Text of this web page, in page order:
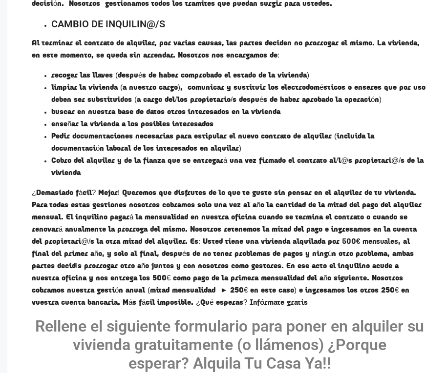
decisión. Nosotros gestionamos todos los tramites que puedan surgir para ustedes.
CAMBIO DE INQUILIN@/S
Al terminar el contrato de alquiler, por varias causas, las partes deciden no prorrogar el mismo. La vivienda,
en este momento, se queda sin arrendar. Nosotros nos encargamos de:
recoger las llaves (después de haber comprobado el estado de la vivienda)
limpiar la vivienda (a nuestro cargo), comunicar y sustituir los electrodomésticos o enseres que por uso
deben ser substituidos (a cargo del/los propietario/s después de haber aprobado la operación)
buscar en nuestra base de datos otros interesados en la vivienda
enseñar la vivienda a los posibles interesados
Pedir documentaciones necesarias para estipular el nuevo contrato de alquiler (incluida la
documentación laboral de los interesados en alquilar)
Cobro del alquiler y de la fianza que se entregará una vez firmado el contrato al/l@s propietari@/s de la
vivienda
¿Demasiado fácil? Mejor! Queremos que disfrutes de lo que te guste sin pensar en el alquiler de tu vivienda.
Para todas estas gestiones nosotros cobramos solo una vez al año la cantidad de la mitad del pago del alquiler
mensual. El inquilino pagará la mensualidad en nuestra oficina cuando se termina el contrato o cuando se
renovará anualmente la prorroga del mismo. Nosotros retenemos la mitad del pago e ingresamos en la cuenta
del propietari@/s la otra mitad del alquiler. Es: Usted tiene una vivienda alquilada por 500€ mensuales, al
final del primer año, y solo al final, después de no tener problemas de pagos y ningún otro problema, ambas
partes decidís prorrogar otro año juntos y con nosotros como gestores. En ese acto el inquilino acude a
nuestra oficina y nos entrega los 500€ como pago de la primera mensualidad del año siguiente. Nosotros
cobramos nuestra gestión anual (mitad mensualidad ► 250€ en este caso) e ingresamos los otros 250€ en
vuestra cuenta bancaria. Más fácil imposible. ¿Qué esperas? Infórmate gratis
Rellene el siguiente formulario para poner en alquiler su
vivienda gratuitamente (o llámenos) ¿Porque
esperar? Alquila Tu Casa Ya!!